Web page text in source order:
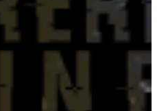
amici eccome: una masnada di
gran passo avanti, se l'obiettivo
Fu soprattutto perché come
altri giocatori se quell'anno per
ufficiale. Qu...